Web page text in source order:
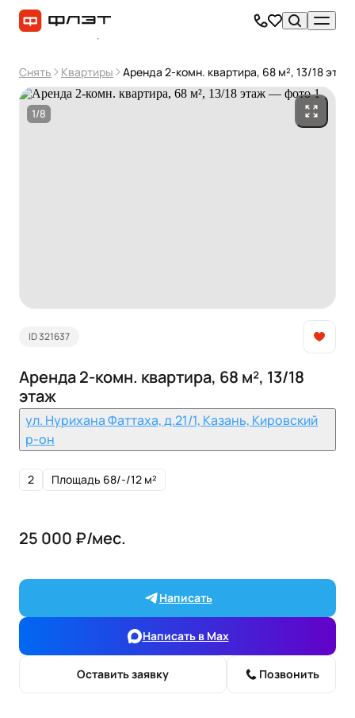
Снять Квартиры Аренда 2-комн. квартира, 68 м², 13/18 этаж
1/8
ID 321637
Аренда 2-комн. квартира, 68 м², 13/18
этаж
ул. Нурихана Фаттаха, д.21/1, Казань, Кировский
р-он
2 Площадь 68/-/12 м²
25 000 ₽/мес.
Написать
Написать в Max
Оставить заявку Позвонить